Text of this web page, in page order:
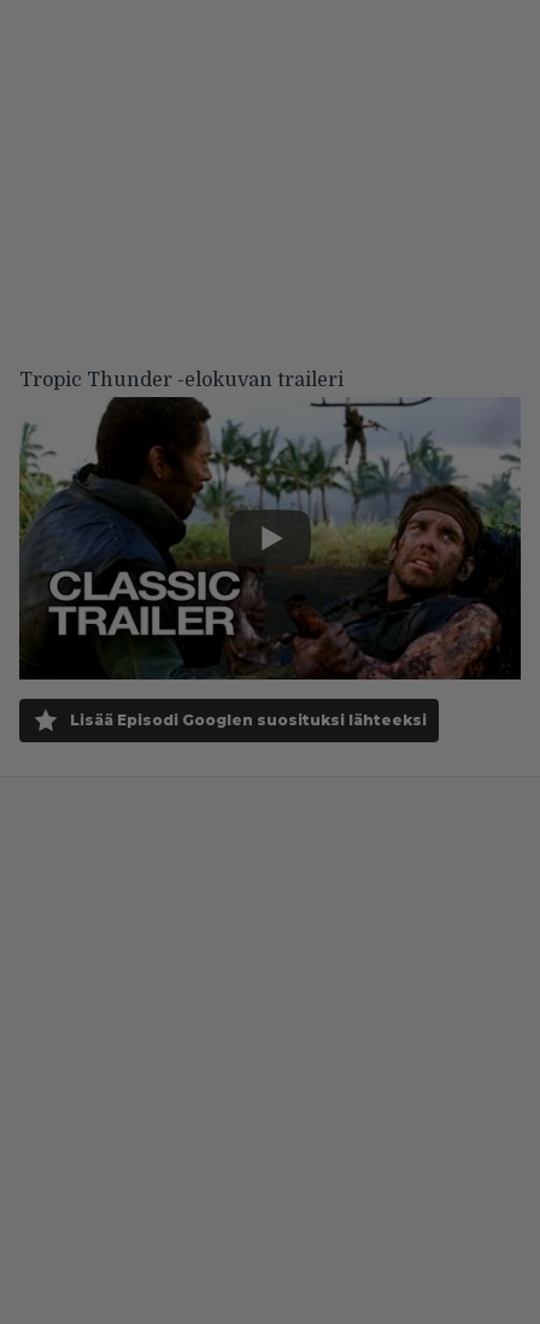
Tropic Thunder -elokuvan traileri
Lisää Episodi Googlen suosituksi lähteeksi